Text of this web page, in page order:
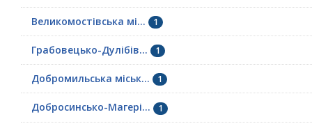
Великомостівська мі... 1
Грабовецько-Дулібів... 1
Добромильська міськ... 1
Добросинсько-Магері... 1